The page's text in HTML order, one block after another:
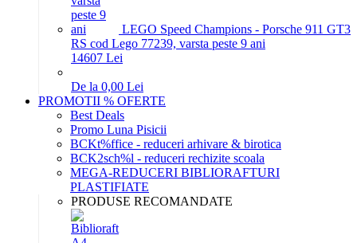
LEGO Speed Champions - Porsche 911 GT3
RS cod Lego 77239, varsta peste 9 ani
14607 Lei
De la 0,00 Lei
PROMOTII % OFERTE
Best Deals
Promo Luna Pisicii
BCKt%ffice - reduceri arhivare & birotica
BCK2sch%l - reduceri rechizite scoala
MEGA-REDUCERI BIBLIORAFTURI
PLASTIFIATE
PRODUSE RECOMANDATE